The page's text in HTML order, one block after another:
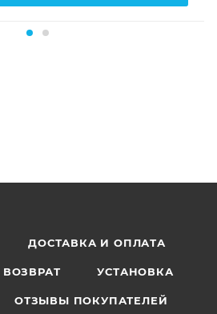
ДОСТАВКА И ОПЛАТА
ВОЗВРАТ УСТАНОВКА
ОТЗЫВЫ ПОКУПАТЕЛЕЙ